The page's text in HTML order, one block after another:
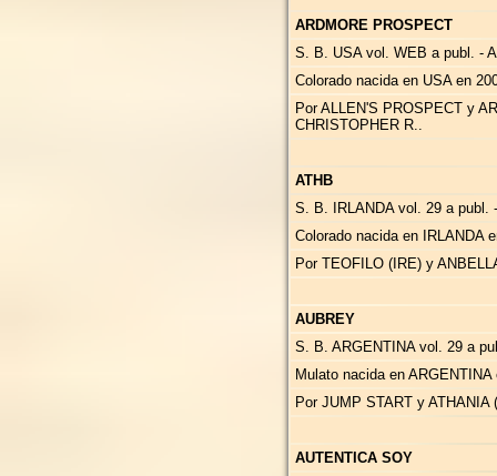
ARDMORE PROSPECT
S. B. USA vol. WEB a publ. -
Colorado nacida en USA en
Por ALLEN'S PROSPECT y
CHRISTOPHER R..
ATHB
S. B. IRLANDA vol. 29 a publ.
Colorado nacida en IRLANDA
Por TEOFILO (IRE) y
AUBREY
S. B. ARGENTINA vol. 29 a
Mulato nacida en
Por JUMP START y
AUTENTICA SOY